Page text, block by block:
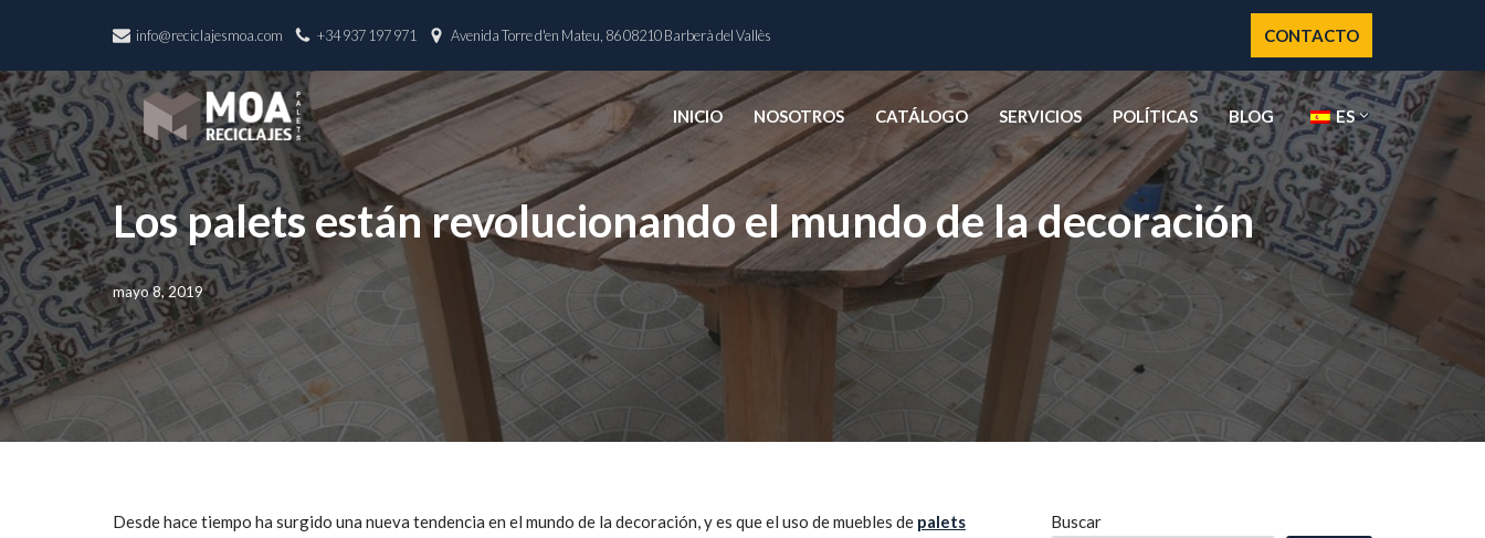
al
contenido
info@reciclajesmoa.com +34 937 197 971 Avenida Torre d'en Mateu, 86 08210 Barberà del Vallès CONTACTO
INICIO NOSOTROS CATÁLOGO SERVICIOS POLÍTICAS BLOG ES
Los palets están revolucionando el mundo de la decoración
mayo 8, 2019
Desde hace tiempo ha surgido una nueva tendencia en el mundo de la decoración, y es que el uso de muebles de palets
Buscar